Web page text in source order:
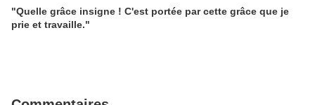
"Quelle grâce insigne ! C'est portée par cette grâce que je
prie et travaille."